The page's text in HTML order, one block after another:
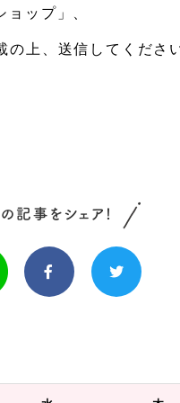
ップ」、
の上、送信してくださ